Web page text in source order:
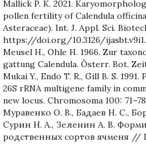
Mallick P. K. 2021.
pollen fertility of Calendula
Asteraceae). Int. J. Appl. Sci.
https://doi.org/10.3126/
Meusel H., Ohle H. 1966. Zur
gattung Calendula. Österr. Bot.
Mukai Y., Endo T. R., Gill B. S.
26S rRNA multigene family in
new locus. Chromosoma 100:
Муравенко О. В., Бадаев Н. С.,
Сурин Н. А., Зеленин А. В.
родственных сортов ячменя //